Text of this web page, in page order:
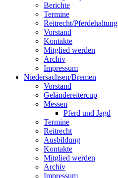
Berichte
Termine
Reitrecht/Pferdehaltung
Vorstand
Kontakte
Mitglied werden
Archiv
Impressum
Niedersachsen/Bremen
Vorstand
Geländereitercup
Messen
Pferd und Jagd
Termine
Reitrecht
Ausbildung
Kontakte
Mitglied werden
Archiv
Impressum